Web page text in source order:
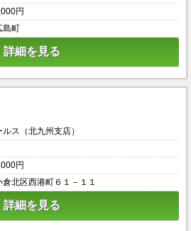
円
島町
詳細を見る
ス（北九州支店）
円
北区西港町６１－１１
詳細を見る